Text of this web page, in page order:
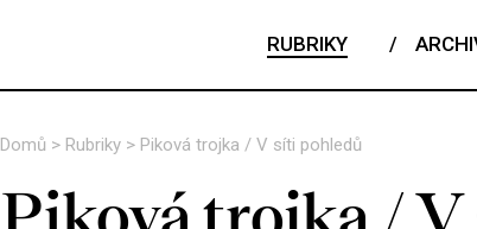
RUBRIKY /
Domů > Rubriky > Piková trojka / V síti pohledů